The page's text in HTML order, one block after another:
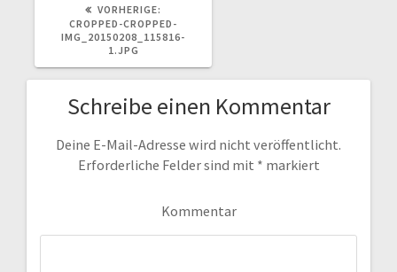
VORHERIGE:
BEITRAG:
CROPPED-CROPPED-
IMG_20150208_115816-
1.JPG
Schreibe einen Kommentar
Deine E-Mail-Adresse wird nicht veröffentlicht.
Erforderliche Felder sind mit * markiert
Kommentar